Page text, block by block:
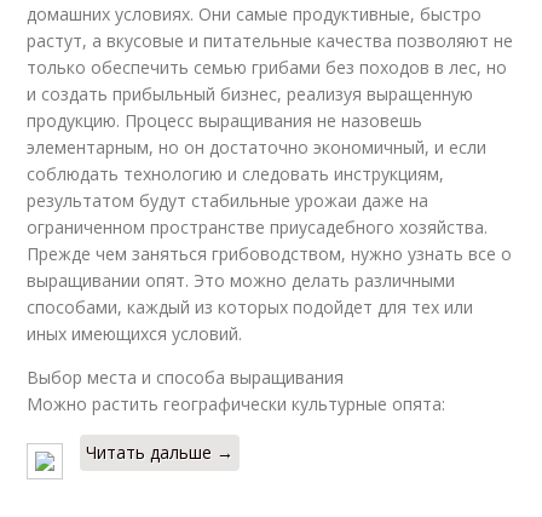
домашних условиях. Они самые продуктивные, быстро
растут, а вкусовые и питательные качества позволяют не
только обеспечить семью грибами без походов в лес, но
и создать прибыльный бизнес, реализуя выращенную
продукцию. Процесс выращивания не назовешь
элементарным, но он достаточно экономичный, и если
соблюдать технологию и следовать инструкциям,
результатом будут стабильные урожаи даже на
ограниченном пространстве приусадебного хозяйства.
Прежде чем заняться грибоводством, нужно узнать все о
выращивании опят. Это можно делать различными
способами, каждый из которых подойдет для тех или
иных имеющихся условий.
Выбор места и способа выращивания
Можно растить географически культурные опята:
Читать дальше →